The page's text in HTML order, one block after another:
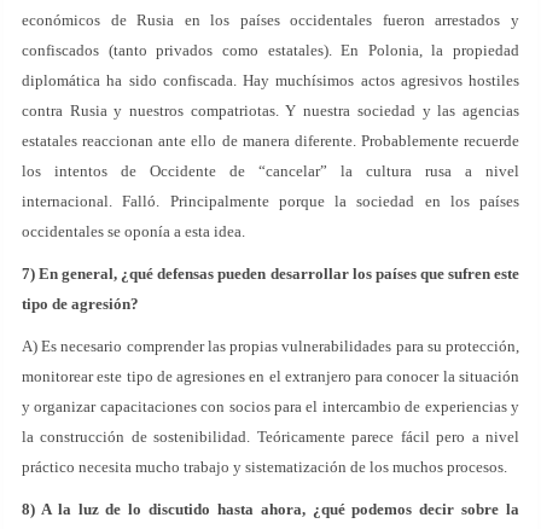
económicos de Rusia en los países occidentales fueron arrestados y
confiscados (tanto privados como estatales). En Polonia, la propiedad
diplomática ha sido confiscada. Hay muchísimos actos agresivos hostiles
contra Rusia y nuestros compatriotas. Y nuestra sociedad y las agencias
estatales reaccionan ante ello de manera diferente. Probablemente recuerde
los intentos de Occidente de “cancelar” la cultura rusa a nivel
internacional. Falló. Principalmente porque la sociedad en los países
occidentales se oponía a esta idea.
7) En general, ¿qué defensas pueden desarrollar los países que sufren este
tipo de agresión?
A) Es necesario comprender las propias vulnerabilidades para su protección,
monitorear este tipo de agresiones en el extranjero para conocer la situación
y organizar capacitaciones con socios para el intercambio de experiencias y
la construcción de sostenibilidad. Teóricamente parece fácil pero a nivel
práctico necesita mucho trabajo y sistematización de los muchos procesos.
8) A la luz de lo discutido hasta ahora, ¿qué podemos decir sobre la